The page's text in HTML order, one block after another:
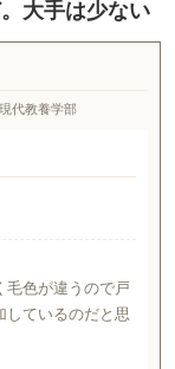
大手は少ない
代教養学部
毛色が違うので戸
しているのだと思